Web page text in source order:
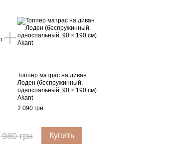
Топпер матрас на диван
Лоден (беспружинный,
односпальный, 90 × 190 см)
Akant
2 090 грн
грн
Купить